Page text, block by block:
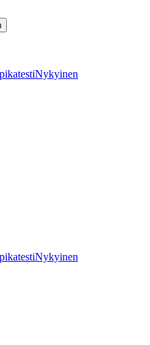
pikatestiNykyinen
pikatestiNykyinen